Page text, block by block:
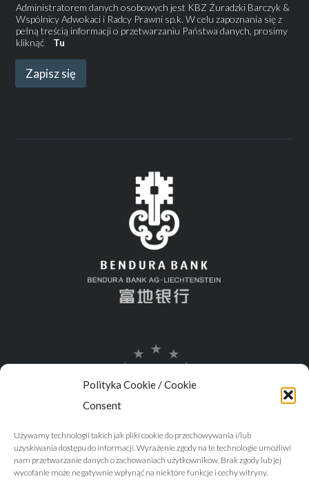
Polityka Cookie / Cookie
Consent
Używamy technologii takich jak pliki cookie do przechowywania i/lub
uzyskiwania dostępu do informacji. Wyrażenie zgody na te technologie umożliwi
nam przetwarzanie danych o zachowaniach użytkowników. Brak zgody lub jej
wycofanie może negatywnie wpłynąć na niektóre funkcje i cechy witryny.
Administratorem danych osobowych jest KBZ Żuradzki Barczyk &
Wspólnicy Adwokaci i Radcy Prawni sp.k. W celu zapoznania się z
pełną treścią informacji o przetwarzaniu Państwa danych, prosimy
kliknąć
Tu
Zapisz się